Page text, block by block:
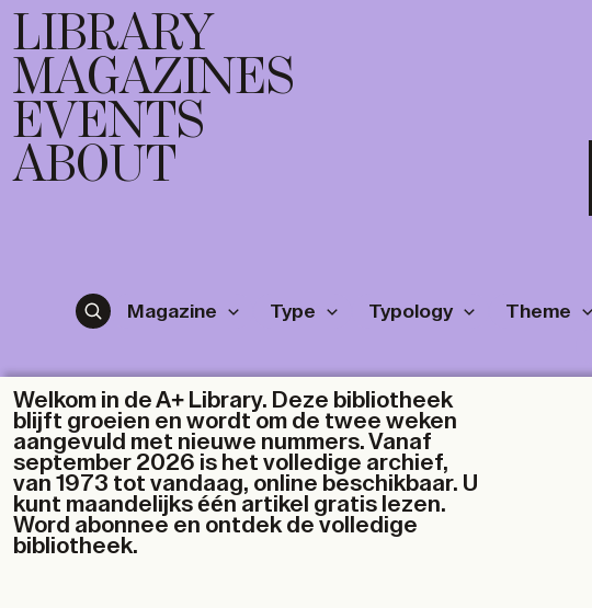
LIBRARY
MAGAZINES
EVENTS
ABOUT
Magazine Type Typology Theme
Welkom in de A+ Library. Deze bibliotheek
blijft groeien en wordt om de twee weken
aangevuld met nieuwe nummers. Vanaf
september 2026 is het volledige archief,
van 1973 tot vandaag, online beschikbaar. U
kunt maandelijks één artikel gratis lezen.
Word abonnee en ontdek de volledige
bibliotheek.